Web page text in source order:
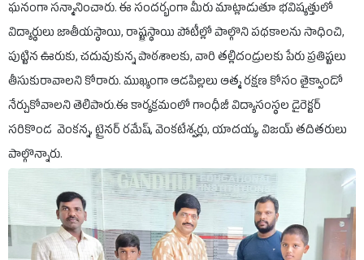
ఘనంగా సన్మానించారు. ఈ సందర్భంగా మీరు మాట్లాడుతూ భవిష్యత్తులో
విద్యార్థులు జాతీయస్థాయి, రాష్ట్రస్థాయి పోటీల్లో పాల్గొని పథకాలను సాధించి,
పుట్టిన ఊరుకు, చదువుకున్న పాఠశాలకు, వారి తల్లిదండ్రులకు పేరు ప్రతిష్టలు
తీసుకురావాలని కోరారు. ముఖ్యంగా ఆడపిల్లలు ఆత్మ రక్షణ కోసం తైక్వాండో
నేర్చుకోవాలని తెలిపారు.ఈ కార్యక్రమంలో గాంధీజీ విద్యాసంస్థల డైరెక్టర్
సరికొండ వెంకన్న, ట్రైనర్ రమేష్, వెంకటేశ్వర్లు, యాదయ్య, విజయ్ తదితరులు
పాల్గొన్నారు.